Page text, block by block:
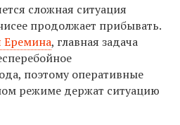
сложная ситуация
продолжает прибывать.
Еремина, главная задача
поэтому оперативные
режиме держат ситуацию